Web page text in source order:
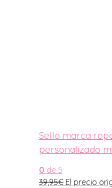
Sello marca
personalizado
0 de 5
39,95€ El precio